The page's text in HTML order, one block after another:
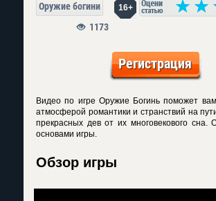
Оружие богини 16+
1173
Регистрация
Видео по игре Оружие Богинь поможет вам
атмосферой романтики и странствий на
прекрасных дев от их многовекового сна.
основами игры.
Обзор игры